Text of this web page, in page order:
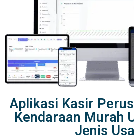
Aplikasi Kasir
Kendaraan Murah
Jenis